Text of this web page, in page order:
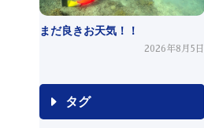
まだ良きお天気！！
2026年8月5日
タグ